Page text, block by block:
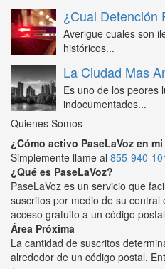
¿Cual Detención
Averigue cuales son
históricos...
La Ciudad Mas
Es uno de los peores
indocumentados...
Quienes Somos
¿Cómo activo PaseLaVoz en
Simplemente llame al 855-940-
¿Qué es PaseLaVoz?
PaseLaVoz es un servicio que
suscritos por medio de su
acceso gratuito a un código
Área Próxima
La cantidad de suscritos
alrededor de un código postal.